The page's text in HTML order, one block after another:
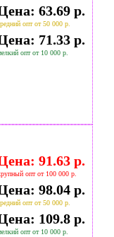
63.69 р.
опт от 50 000 р.
71.33 р.
опт от 10 000 р.
91.63 р.
опт от 100 000 р.
98.04 р.
опт от 50 000 р.
109.8 р.
опт от 10 000 р.